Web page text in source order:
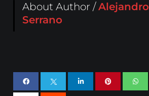
About Author /Alejandro
Serrano